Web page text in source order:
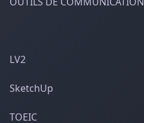
LV2
SketchUp
TOEIC